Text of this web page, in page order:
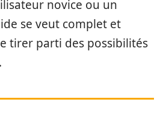
novice ou un
se veut complet et
tirer parti des possibilités